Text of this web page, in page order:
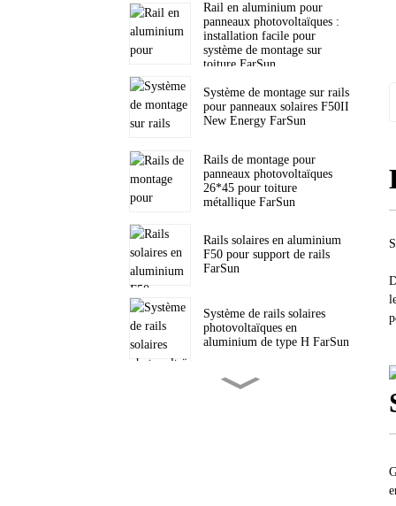
Rail en aluminium pour
panneaux photovoltaïques :
installation facile pour
système de montage sur
toiture FarSun
Système de montage sur rails
pour panneaux solaires F50II
New Energy FarSun
Rails de montage pour
panneaux photovoltaïques
26*45 pour toiture
métallique FarSun
Rails solaires en aluminium
F50 pour support de rails
FarSun
Système de rails solaires
photovoltaïques en
aluminium de type H FarSun
Support de trépied solaire